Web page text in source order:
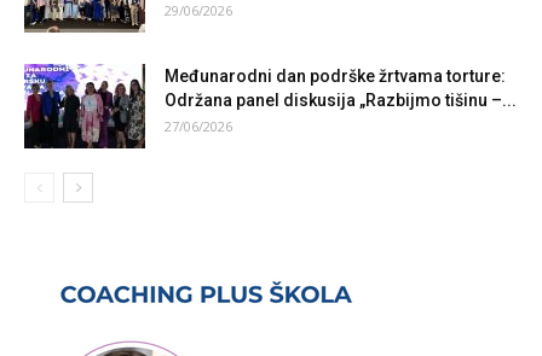
29/06/2026
Međunarodni dan podrške žrtvama torture:
Održana panel diskusija „Razbijmo tišinu –...
27/06/2026